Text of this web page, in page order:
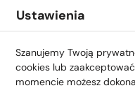
Przejdź do menu.
Przejdź do wyszukiwarki.
Przejdź do treści.
Przejdź do ustawień
Włącz wersję kontrastową
Ustawienia
Szanujemy Twoją
cookies lub
momencie możesz